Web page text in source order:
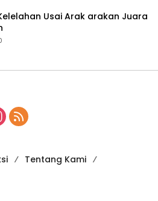
Usai Arak arakan Juara
Tentang Kami